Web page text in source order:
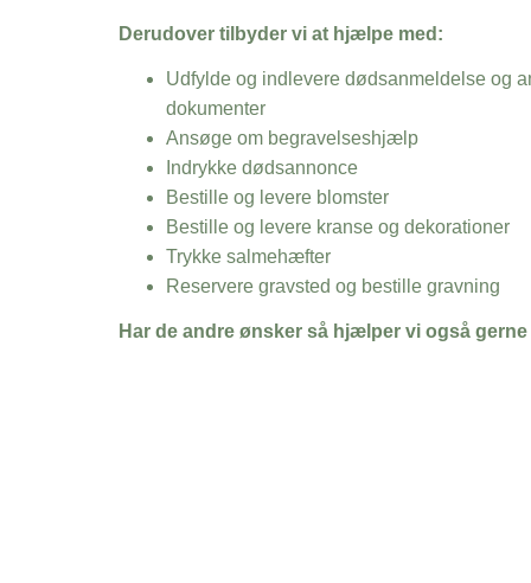
Derudover tilbyder vi at hjælpe med:
Udfylde og indlevere dødsanmeldelse og
dokumenter
Ansøge om begravelseshjælp
Indrykke dødsannonce
Bestille og levere blomster
Bestille og levere kranse og dekorationer
Trykke salmehæfter
Reservere gravsted og bestille gravning
Har de andre ønsker så hjælper vi også gerne